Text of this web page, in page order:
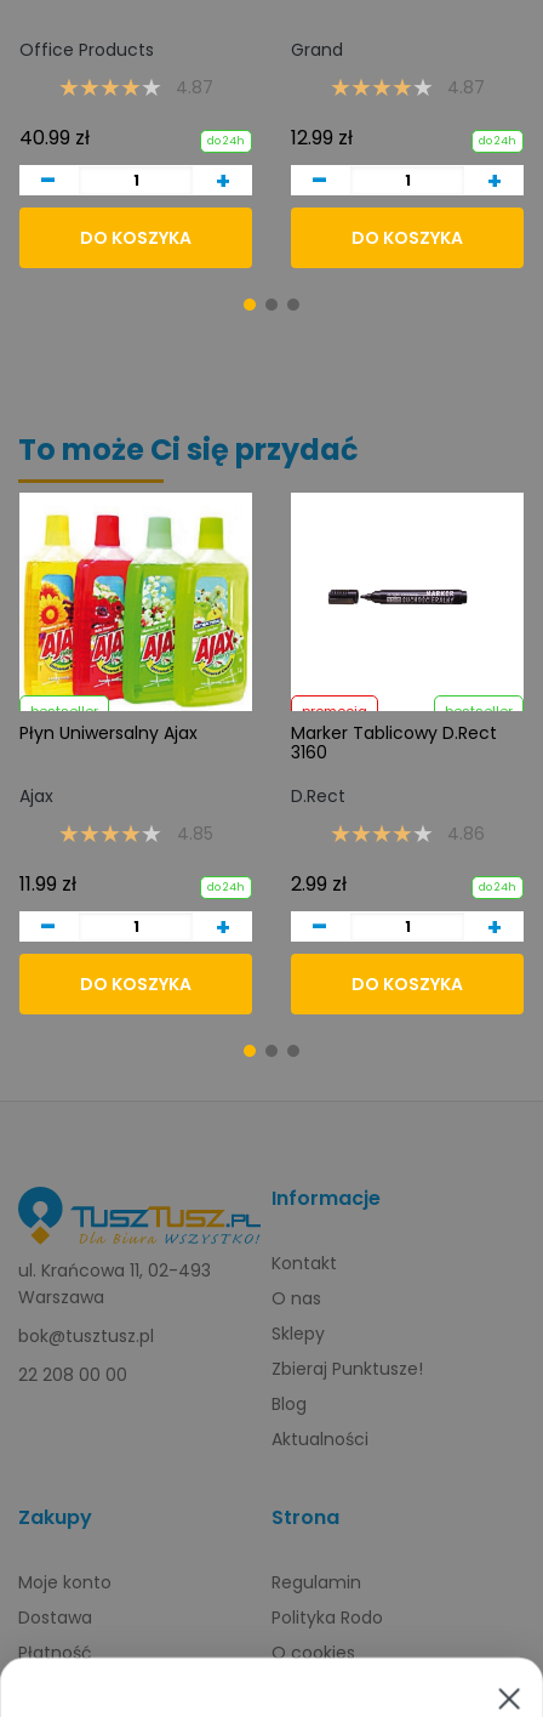
Office Products
4.87
40.99 zł do 24h
- +
DO KOSZYKA
Grand
4.87
12.99 zł do 24h
- +
DO KOSZYKA
To może Ci się przydać
bestseller
Płyn Uniwersalny Ajax
Ajax
4.85
11.99 zł do 24h
- +
DO KOSZYKA
promocja bestseller
Marker Tablicowy D.Rect
3160
D.Rect
4.86
2.99 zł do 24h
- +
DO KOSZYKA
ul. Krańcowa 11, 02-493
Warszawa
bok@tusztusz.pl
22 208 00 00
Informacje
Kontakt
O nas
Sklepy
Zbieraj Punktusze!
Blog
Aktualności
Zakupy
Moje konto
Dostawa
Płatność
Strona
Regulamin
Polityka Rodo
O cookies